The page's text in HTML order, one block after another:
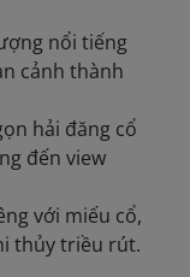
nổi tiếng
cảnh thành
hải đăng cổ
đến view
với miếu cổ,
thủy triều rút.